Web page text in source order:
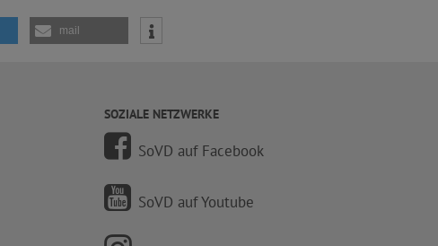
mail
SOZIALE NETZWERKE
SoVD auf Facebook
SoVD auf Youtube